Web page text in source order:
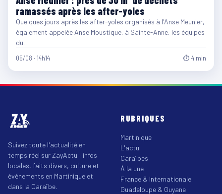
ramassés après les after-yoles
Quelques jours après les after-yoles organisés à l'Anse Meunier,
également appelée Anse Moustique, à Sainte-Anne, les équipes
du…
05/08 · 14h14 ⏱ 4 min
Suivez toute l'actualité en
temps réel sur ZayActu : infos
locales, faits divers, culture et
événements en Martinique et
dans la Caraïbe.
RUBRIQUES
Martinique
L'actu
Caraïbes
À la une
France & Internationale
Guadeloupe & Guyane